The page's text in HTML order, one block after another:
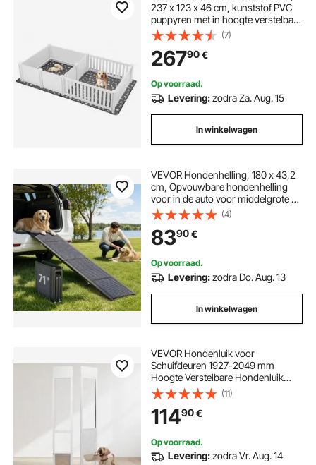
237 x 123 x 46 cm, kunststof PVC
puppyren met in hoogte verstelbare
deur en wasbare plasmat, indeling
met 2 kamers, puppybench voor
extra grote honden, melkwit
(7)
26790€
Op voorraad.
Levering:zodra Za. Aug. 15
In winkelwagen
VEVOR Hondenhelling, 180 x 43,2
cm, Opvouwbare hondenhelling
voor in de auto voor middelgrote en
grote honden tot 113 kg,
Hondentrap met antislip vilten
tapijt, Draagbare instaphulp voor
SUV's en vrachtwagens
(4)
8390€
Op voorraad.
Levering:zodra Do. Aug. 13
In winkelwagen
VEVOR Hondenluik voor
Schuifdeuren 1927-2049 mm
Hoogte Verstelbare Hondenluik
Schuifdeuren, Gehard Glazen
Huisdierluik met Aluminium Frame
& Scharnierconstructie, Schuifdeur
voor Middelgrote Honden
(11)
11490€
Op voorraad.
Levering:zodra Vr. Aug. 14